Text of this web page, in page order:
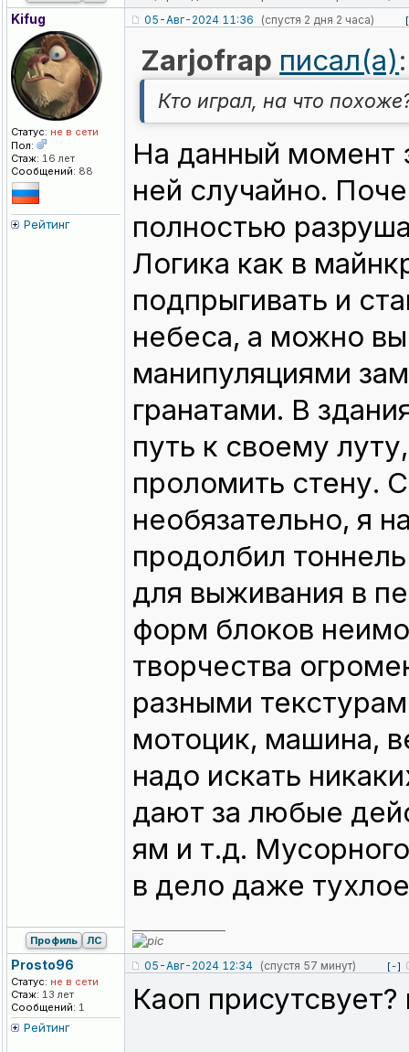
Kifug
Статус: не в сети
Пол:
Стаж: 16 лет
Сообщений: 88
Рейтинг
05-Авг-2024 11:36 (спустя 2 дня 2 часа)
Zarjofrap писал(а):
Кто играл, на что
На данный момент
ней случайно.
полностью
Логика как в
подпрыгивать и
небеса, а можно
манипуляциями
гранатами. В
путь к своему
проломить стену.
необязательно, я
продолбил
для выживания в
форм блоков
творчества
разными
мотоцик, машина,
надо искать
дают за любые
ям и т.д.
в дело даже
Профиль ЛС
Prosto96
Статус: не в сети
Стаж: 13 лет
Сообщений: 1
Рейтинг
05-Авг-2024 12:34 (спустя 57 минут) [-]
Каоп